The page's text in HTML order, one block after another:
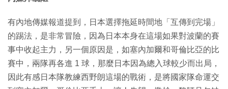
有內地傳媒報道提到，日本選擇拖延時間地「互傳到完場」
的踢法，是非常冒險，因為日本本身在這場如果對波蘭的賽
事中收起主力，另一個原因是，如塞內加爾和哥倫比亞的比
賽中，兩隊再各進 1 球，那麼日本因為總入球較少而出局，
因此有感日本隊教練西野朗這場的戰術，是將國家隊命運交